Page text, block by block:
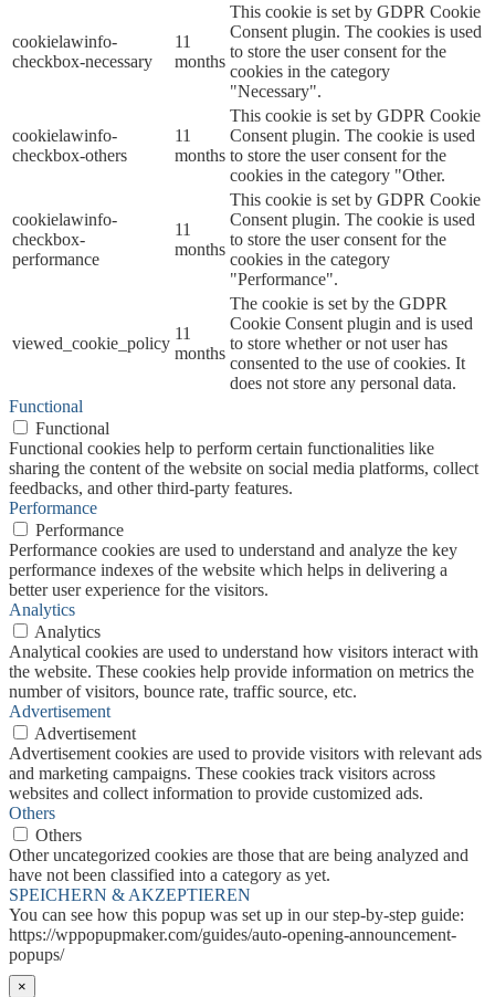
cookielawinfo-
checkbox-necessary
11
months
This cookie is set by GDPR Cookie
Consent plugin. The cookies is used
to store the user consent for the
cookies in the category
"Necessary".
cookielawinfo-
checkbox-others
11
months
This cookie is set by GDPR Cookie
Consent plugin. The cookie is used
to store the user consent for the
cookies in the category "Other.
cookielawinfo-
checkbox-
performance
11
months
This cookie is set by GDPR Cookie
Consent plugin. The cookie is used
to store the user consent for the
cookies in the category
"Performance".
viewed_cookie_policy
11
months
The cookie is set by the GDPR
Cookie Consent plugin and is used
to store whether or not user has
consented to the use of cookies. It
does not store any personal data.
Functional
Functional
Functional cookies help to perform certain functionalities like
sharing the content of the website on social media platforms, collect
feedbacks, and other third-party features.
Performance
Performance
Performance cookies are used to understand and analyze the key
performance indexes of the website which helps in delivering a
better user experience for the visitors.
Analytics
Analytics
Analytical cookies are used to understand how visitors interact with
the website. These cookies help provide information on metrics the
number of visitors, bounce rate, traffic source, etc.
Advertisement
Advertisement
Advertisement cookies are used to provide visitors with relevant ads
and marketing campaigns. These cookies track visitors across
websites and collect information to provide customized ads.
Others
Others
Other uncategorized cookies are those that are being analyzed and
have not been classified into a category as yet.
SPEICHERN & AKZEPTIEREN
You can see how this popup was set up in our step-by-step guide:
https://wppopupmaker.com/guides/auto-opening-announcement-
popups/
×